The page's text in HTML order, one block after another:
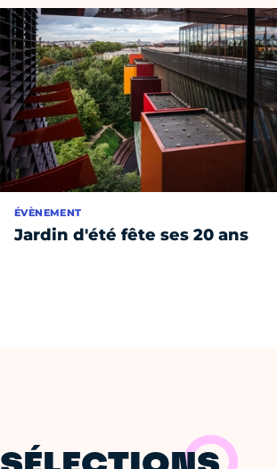
ÉVÈNEMENT
Jardin d'été fête ses 20 ans